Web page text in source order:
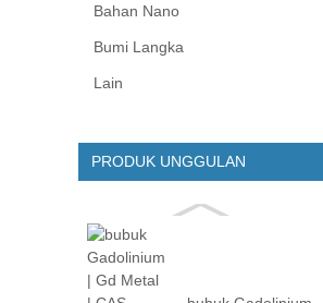
Bahan Nano
Bumi Langka
Lain
PRODUK UNGGULAN